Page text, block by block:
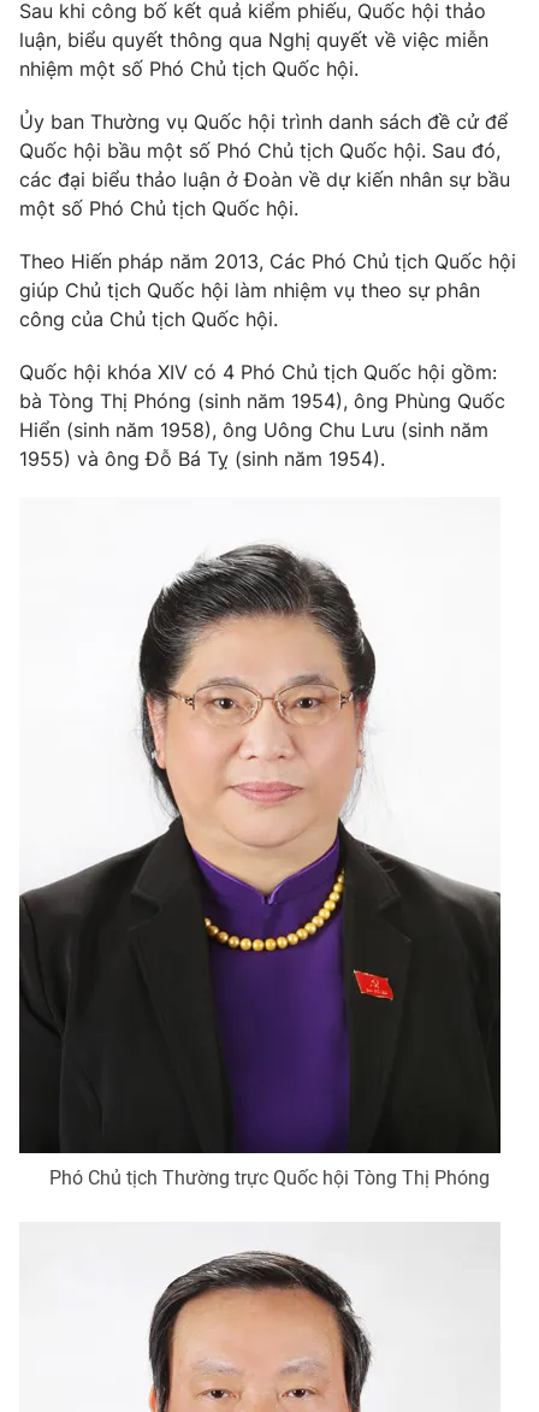
® Cấm sao chép dưới mọi hình thức nếu không có sự chấp
thông tin từ website này.
Sau khi công bố kết quả kiểm phiếu, Quốc hội thảo
luận, biểu quyết thông qua Nghị quyết về việc miễn
nhiệm một số Phó Chủ tịch Quốc hội.
Ủy ban Thường vụ Quốc hội trình danh sách đề cử để
Quốc hội bầu một số Phó Chủ tịch Quốc hội. Sau đó,
các đại biểu thảo luận ở Đoàn về dự kiến nhân sự bầu
một số Phó Chủ tịch Quốc hội.
Theo Hiến pháp năm 2013, Các Phó Chủ tịch Quốc hội
giúp Chủ tịch Quốc hội làm nhiệm vụ theo sự phân
công của Chủ tịch Quốc hội.
Quốc hội khóa XIV có 4 Phó Chủ tịch Quốc hội gồm:
bà Tòng Thị Phóng (sinh năm 1954), ông Phùng Quốc
Hiển (sinh năm 1958), ông Uông Chu Lưu (sinh năm
1955) và ông Đỗ Bá Tỵ (sinh năm 1954).
Phó Chủ tịch Thường trực Quốc hội Tòng Thị Phóng